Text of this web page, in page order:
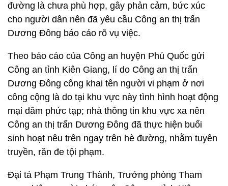
đường là chưa phù hợp, gây phản cảm, bức xúc
cho người dân nên đã yêu cầu Công an thị trấn
Dương Đông báo cáo rõ vụ việc.
Theo báo cáo của Công an huyện Phú Quốc gửi
Công an tỉnh Kiên Giang, lí do Công an thị trấn
Dương Đông công khai tên người vi phạm ở nơi
công cộng là do tại khu vực này tình hình hoạt động
mại dâm phức tạp; nhà thông tin khu vực xa nên
Công an thị trấn Dương Đông đã thực hiện buổi
sinh hoạt nêu trên ngay trên hè đường, nhằm tuyên
truyền, răn đe tội phạm.
Đại tá Phạm Trung Thành, Trưởng phòng Tham